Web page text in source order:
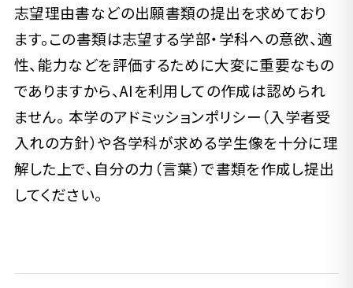
志望理由書などの出願書類の提出を求めており
ます。この書類は志望する学部・学科への意欲、適
性、能力などを評価するために大変に重要なもの
でありますから、AIを利用しての作成は認められ
ません。 本学のアドミッションポリシー（入学者受
入れの方針）や各学科が求める学生像を十分に理
解した上で、自分の力（言葉）で書類を作成し提出
してください。